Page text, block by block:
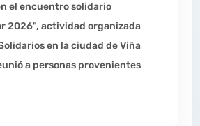
el encuentro solidario
2026", actividad organizada
en la ciudad de Viña
a personas provenientes